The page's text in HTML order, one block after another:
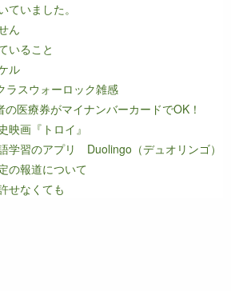
ていました。
ん
いること
ル
ラスウォーロック雑感
医療券がマイナンバーカードでOK！
映画『トロイ』
習のアプリ Duolingo（デュオリンゴ）
の報道について
せなくても